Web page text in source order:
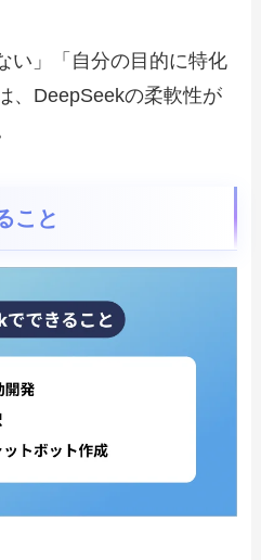
い」「自分の目的に特化
、DeepSeekの柔軟性が
こと